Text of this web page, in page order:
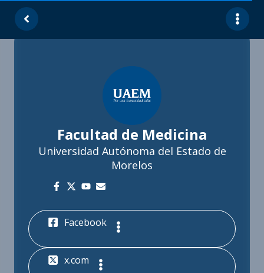
Facultad de Medicina
Universidad Autónoma del Estado de
Morelos
Facebook
x.com